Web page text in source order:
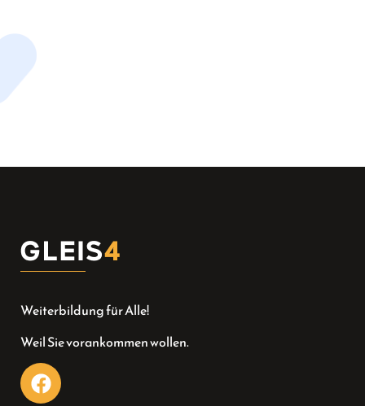
Weiterbildung für Alle!
Weil Sie vorankommen wollen.